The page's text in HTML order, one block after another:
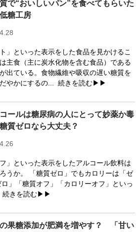
で“おいしいパン”を食べてもらいた
糖工房
」といった表示をした食品を見かけるこ
主食（主に炭水化物を含む食品）である
出ている。食物繊維や吸収の遅い糖質を
やかにするの... 続きを読む▶▶
ールは糖尿病の人にとって妙薬か毒
質ゼロなら大丈夫？
」といった表示をしたアルコール飲料は
うか。 「糖質ゼロ」でもカロリーは「ゼ
」「糖質オフ」「カロリーオフ」といっ
続きを読む▶▶
果糖添加が肥満を増やす？ 「甘い